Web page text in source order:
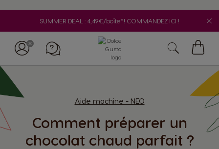
SUMMER DEAL : 4,49€/boîte*! COMMANDEZ ICI !
Aide machine - NEO
Comment préparer un
chocolat chaud parfait ?